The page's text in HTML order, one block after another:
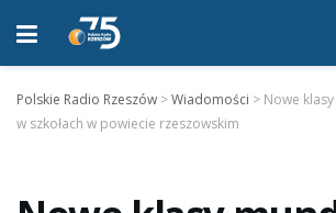
Polskie Radio Rzeszów >Wiadomości > Nowe
w szkołach w powiecie rzeszowskim